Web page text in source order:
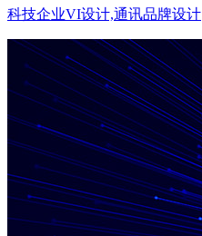
科技企业VI设计,通讯品牌设计